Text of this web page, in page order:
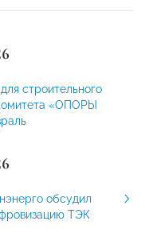
строительного
«ОПОРЫ
обсудил
ТЭК